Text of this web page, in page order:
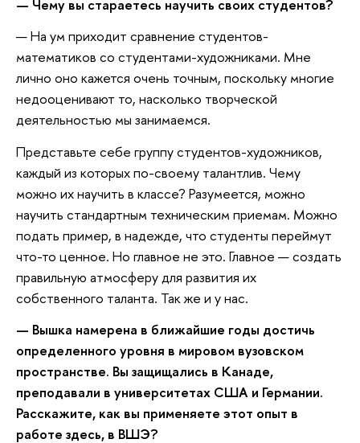
— Чему вы стараетесь научить своих студентов?
— На ум приходит сравнение студентов-
математиков со студентами-художниками. Мне
лично оно кажется очень точным, поскольку многие
недооценивают то, насколько творческой
деятельностью мы занимаемся.
Представьте себе группу студентов-художников,
каждый из которых по-своему талантлив. Чему
можно их научить в классе? Разумеется, можно
научить стандартным техническим приемам. Можно
подать пример, в надежде, что студенты переймут
что-то ценное. Но главное не это. Главное — создать
правильную атмосферу для развития их
собственного таланта. Так же и у нас.
— Вышка намерена в ближайшие годы достичь
определенного уровня в мировом вузовском
пространстве. Вы защищались в Канаде,
преподавали в университетах США и Германии.
Расскажите, как вы применяете этот опыт в
работе здесь, в ВШЭ?